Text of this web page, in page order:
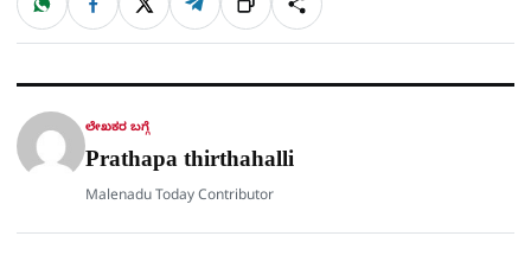
ಹಂಚಿಕೊಳ್ಳಿ
W
a
t
p
F
c
e
o
X T
l
e
a
ಲಿಂ
ಕ್
S
h
a
ಲೇಖಕರ ಬಗ್ಗೆ
Prathapa thirthahalli
Malenadu Today Contributor